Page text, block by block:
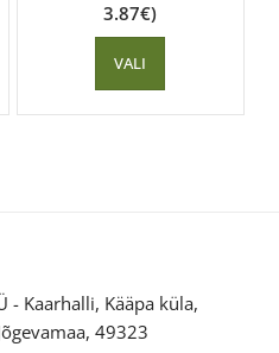
3.87€)
VALI
Kaarhalli, Kääpa küla,
49323